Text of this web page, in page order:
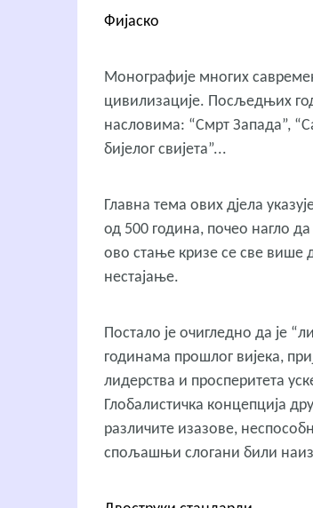
Фијаско
Монографије многих
цивилизације. Посљедњих
насловима: “Смрт Запада”,
бијелог свијета”...
Главна тема ових дјела
од 500 година, почео нагло
ово стање кризе се све више
нестајање.
Постало је очигледно да је
годинама прошлог вијека,
лидерства и просперитета
Глобалистичка концепција
различите изазове,
спољашњи слогани били